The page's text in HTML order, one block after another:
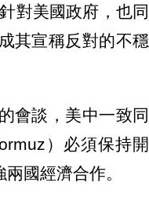
對美國政府，也同
其宣稱反對的不穩
會談，美中一致同
）必須保持開
國經濟合作。